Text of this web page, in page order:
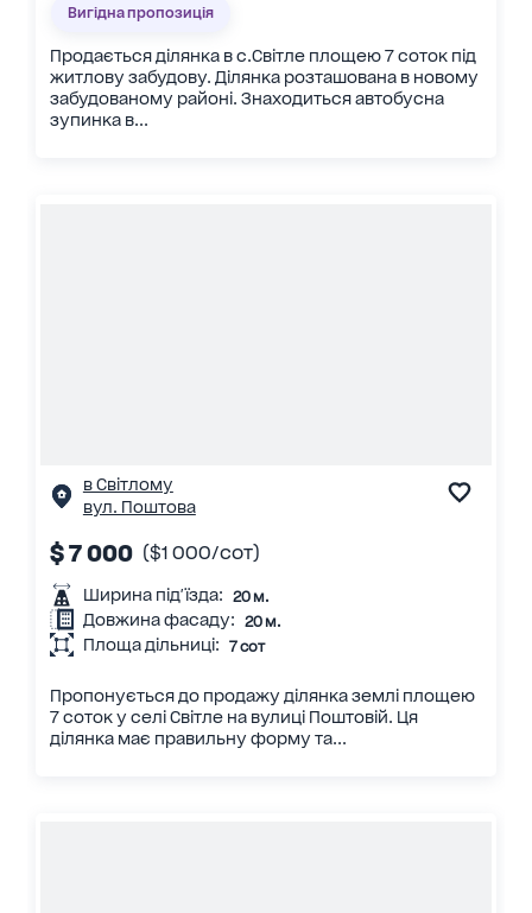
Вигідна пропозиція
Продається ділянка в с.Світле площею 7 соток під
житлову забудову. Ділянка розташована в новому
забудованому районі. Знаходиться автобусна
зупинка в...
в Світлому
вул. Поштова
$ 7 000 ($1 000/сот)
Ширина під'їзда: 20 м.
Довжина фасаду: 20 м.
Площа дільниці: 7 сот
Пропонується до продажу ділянка землі площею
7 соток у селі Світле на вулиці Поштовій. Ця
ділянка має правильну форму та...